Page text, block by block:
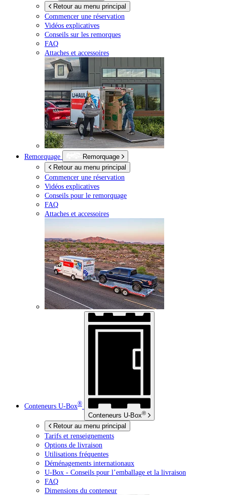
Retour au menu principal
Commencer une réservation
Vidéos explicatives
Conseils sur les remorques
FAQ
Attaches et accessoires
Remorquage
Remorquage
Retour au menu principal
Commencer une réservation
Vidéos explicatives
Conseils pour le remorquage
FAQ
Attaches et accessoires
Conteneurs U-Box®
Conteneurs U-Box®
Retour au menu principal
Tarifs et renseignements
Options de livraison
Utilisations fréquentes
Déménagements internationaux
U-Box - Conseils pour l’emballage et la livraison
FAQ
Dimensions du conteneur